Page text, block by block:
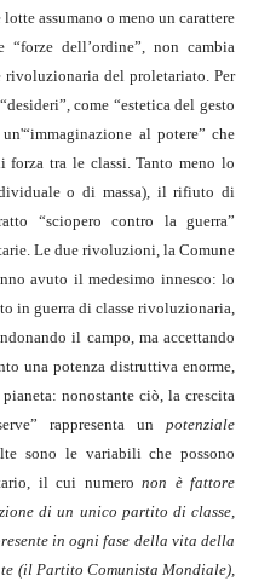
assumano o meno un carattere
dell’ordine”, non cambia
del proletariato. Per
come “estetica del gesto
al potere” che
tra le classi. Tanto meno lo
o di massa), il rifiuto di
“sciopero contro la guerra”
Le due rivoluzioni, la Comune
avuto il medesimo innesco: lo
in guerra di classe rivoluzionaria,
il campo, ma accettando
una potenza distruttiva enorme,
nonostante ciò, la crescita
rappresenta un potenziale
sono le variabili che possono
il cui numero non è fattore
di un unico partito di classe,
in ogni fase della vita della
(il Partito Comunista Mondiale),